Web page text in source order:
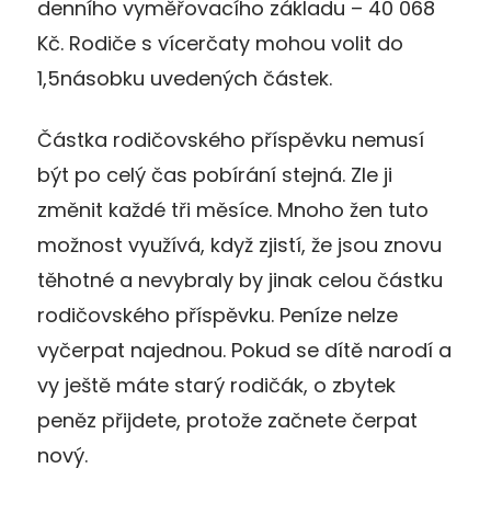
denního vyměřovacího základu – 40 068
Kč. Rodiče s vícerčaty mohou volit do
1,5násobku uvedených částek.
Částka rodičovského příspěvku nemusí
být po celý čas pobírání stejná. Zle ji
změnit každé tři měsíce. Mnoho žen tuto
možnost využívá, když zjistí, že jsou znovu
těhotné a nevybraly by jinak celou částku
rodičovského příspěvku. Peníze nelze
vyčerpat najednou. Pokud se dítě narodí a
vy ještě máte starý rodičák, o zbytek
peněz přijdete, protože začnete čerpat
nový.